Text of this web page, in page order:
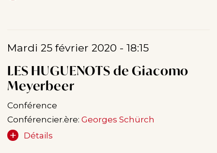
Mardi 25 février 2020 - 18:15
LES HUGUENOTS de Giacomo
Meyerbeer
Conférence
Conférencier.ère: Georges Schürch
Détails